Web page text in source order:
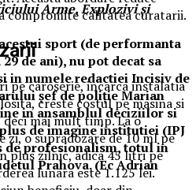
Arme, Explozivi și
sport (de performanta
de ani), nu pot decat sa
in numele redactiei Incisiv de
şef de poliţie Marian
in ansamblul deciziilor si
de imagine institutiei (IPJ
de profesionalism, totul in
Prahova. (Ec Adrian
compromite calitatea curatarii.
pe caroserie, incarca instalatia
creste costul pe masina si
mai mult timp. La o
zi, o supradozare de 10 ml pe
plus zilnic, adica 45 litri pe
lunara este 1.125 lei.